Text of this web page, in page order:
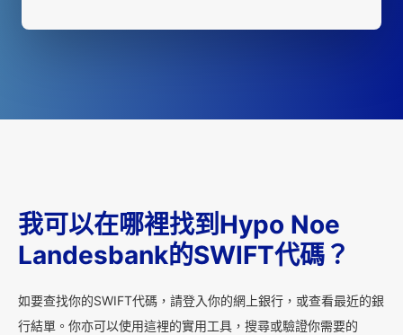
我可以在哪裡找到Hypo Noe
Landesbank的SWIFT代碼？
如要查找你的SWIFT代碼，請登入你的網上銀行，或查看最近的銀
行結單。你亦可以使用這裡的實用工具，搜尋或驗證你需要的